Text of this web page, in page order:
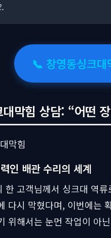
📞 창영동싱크
막힘 상담: “어떤
인 배관 수리의 세계
한 고객님께서 싱크대 역
다시 막혔다며, 이번에는
위해서는 눈먼 작업이 아